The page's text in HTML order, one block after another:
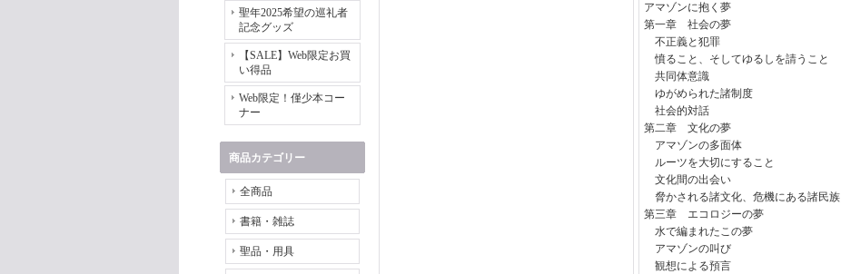
聖年2025希望の巡礼者
記念グッズ
【SALE】Web限定お買
い得品
Web限定！僅少本コー
ナー
商品カテゴリー
全商品
書籍・雑誌
聖品・用具
アマゾンに抱く夢
第一章 社会の夢
不正義と犯罪
憤ること、そしてゆるしを請うこと
共同体意識
ゆがめられた諸制度
社会的対話
第二章 文化の夢
アマゾンの多面体
ルーツを大切にすること
文化間の出会い
脅かされる諸文化、危機にある諸民族
第三章 エコロジーの夢
水で編まれたこの夢
アマゾンの叫び
観想による預言